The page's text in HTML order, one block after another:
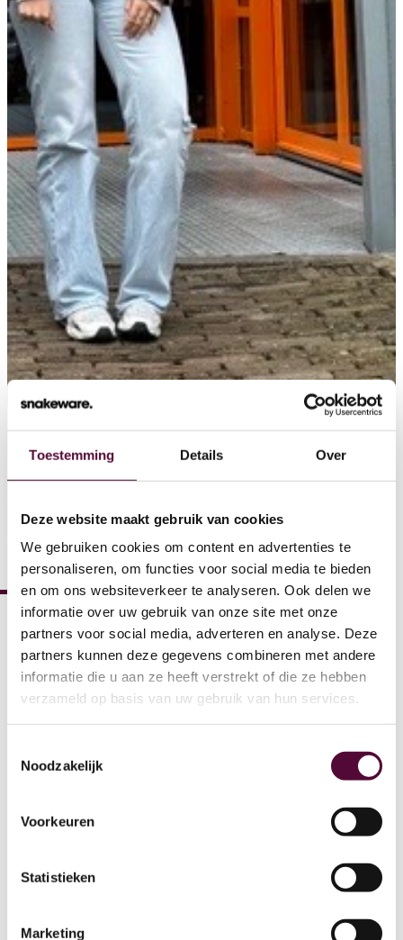
Toestemming Details Over
Deze website maakt gebruik van cookies
We gebruiken cookies om content en advertenties te
personaliseren, om functies voor social media te bieden
en om ons websiteverkeer te analyseren. Ook delen we
informatie over uw gebruik van onze site met onze
partners voor social media, adverteren en analyse. Deze
partners kunnen deze gegevens combineren met andere
informatie die u aan ze heeft verstrekt of die ze hebben
verzameld op basis van uw gebruik van hun services.
Noodzakelijk
Voorkeuren
Statistieken
Marketing
Wat we doen
Cases
Team
Werken bij
Contact
Lease
AI
Actueel
Over ons
Digital Marketing
Partners
Archive
+31 (0) 515 431 895
info@snakeware.nl
Veemarktplein 1, 8601 DA Sneek
nieuwe
3 september 2024